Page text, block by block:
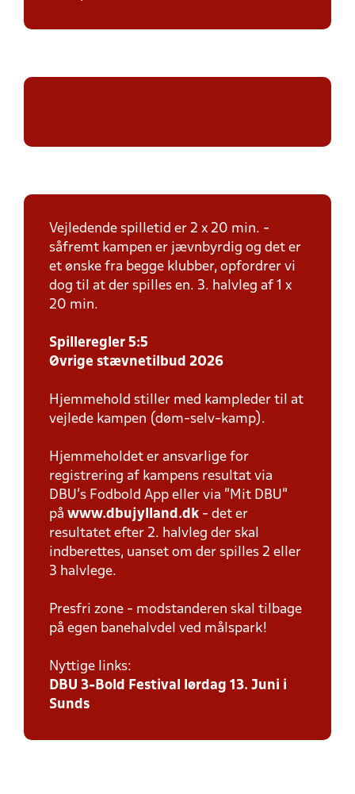
Vejledende spilletid er 2 x 20 min. -
såfremt kampen er jævnbyrdig og det er
et ønske fra begge klubber, opfordrer vi
dog til at der spilles en. 3. halvleg af 1 x
20 min.
Spilleregler 5:5
Øvrige stævnetilbud 2026
Hjemmehold stiller med kampleder til at
vejlede kampen (døm-selv-kamp).
Hjemmeholdet er ansvarlige for
registrering af kampens resultat via
DBU’s Fodbold App eller via ”Mit DBU”
på www.dbujylland.dk - det er
resultatet efter 2. halvleg der skal
indberettes, uanset om der spilles 2 eller
3 halvlege.
Presfri zone - modstanderen skal tilbage
på egen banehalvdel ved målspark!
Nyttige links:
DBU 3-Bold Festival lørdag 13. Juni i
Sunds